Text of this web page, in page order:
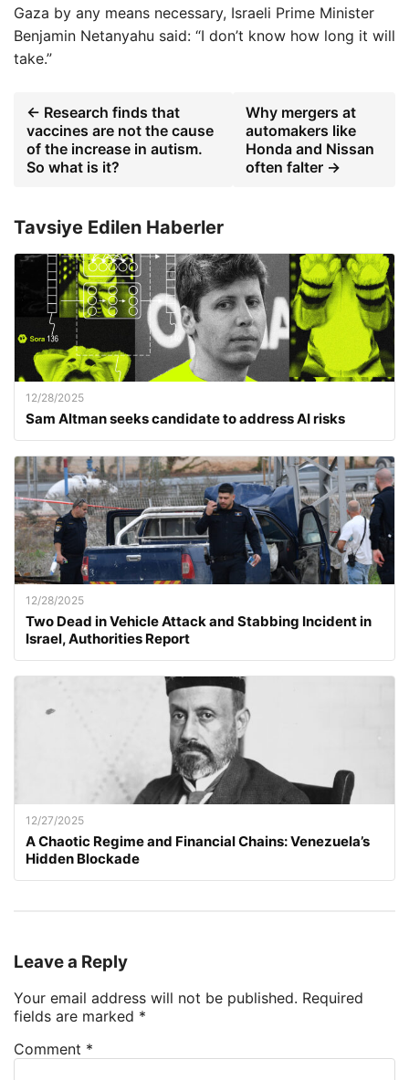
Gaza by any means necessary, Israeli Prime Minister
Benjamin Netanyahu said: “I don’t know how long it will
take.”
← Research finds that
vaccines are not the cause
of the increase in autism.
So what is it?
Why mergers at
automakers like
Honda and Nissan
often falter →
Tavsiye Edilen Haberler
12/28/2025
Sam Altman seeks candidate to address AI risks
12/28/2025
Two Dead in Vehicle Attack and Stabbing Incident in
Israel, Authorities Report
12/27/2025
A Chaotic Regime and Financial Chains: Venezuela’s
Hidden Blockade
Leave a Reply
Your email address will not be published. Required
fields are marked *
Comment *